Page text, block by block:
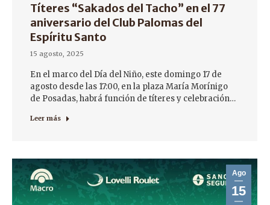
Títeres “Sakados del Tacho” en el 77
aniversario del Club Palomas del
Espíritu Santo
15 agosto, 2025
En el marco del Día del Niño, este domingo 17 de
agosto desde las 17:00, en la plaza María Morínigo
de Posadas, habrá función de títeres y celebración…
Leer más
Ago
15